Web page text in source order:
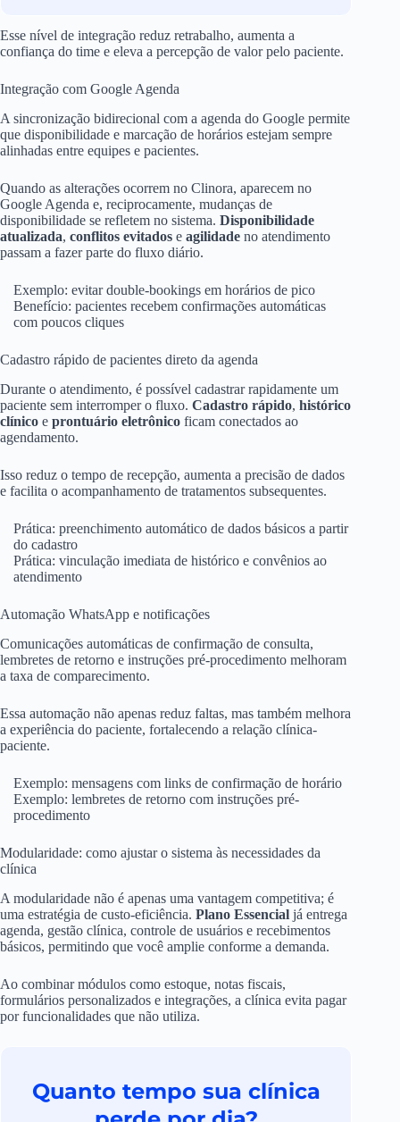
Esse nível de integração reduz retrabalho, aumenta a
confiança do time e eleva a percepção de valor pelo paciente.
Integração com Google Agenda
A sincronização bidirecional com a agenda do Google permite
que disponibilidade e marcação de horários estejam sempre
alinhadas entre equipes e pacientes.
Quando as alterações ocorrem no Clinora, aparecem no
Google Agenda e, reciprocamente, mudanças de
disponibilidade se refletem no sistema. Disponibilidade
atualizada, conflitos evitados e agilidade no atendimento
passam a fazer parte do fluxo diário.
Exemplo: evitar double-bookings em horários de pico
Benefício: pacientes recebem confirmações automáticas
com poucos cliques
Cadastro rápido de pacientes direto da agenda
Durante o atendimento, é possível cadastrar rapidamente um
paciente sem interromper o fluxo. Cadastro rápido, histórico
clínico e prontuário eletrônico ficam conectados ao
agendamento.
Isso reduz o tempo de recepção, aumenta a precisão de dados
e facilita o acompanhamento de tratamentos subsequentes.
Prática: preenchimento automático de dados básicos a partir
do cadastro
Prática: vinculação imediata de histórico e convênios ao
atendimento
Automação WhatsApp e notificações
Comunicações automáticas de confirmação de consulta,
lembretes de retorno e instruções pré-procedimento melhoram
a taxa de comparecimento.
Essa automação não apenas reduz faltas, mas também melhora
a experiência do paciente, fortalecendo a relação clínica-
paciente.
Exemplo: mensagens com links de confirmação de horário
Exemplo: lembretes de retorno com instruções pré-
procedimento
Modularidade: como ajustar o sistema às necessidades da
clínica
A modularidade não é apenas uma vantagem competitiva; é
uma estratégia de custo-eficiência. Plano Essencial já entrega
agenda, gestão clínica, controle de usuários e recebimentos
básicos, permitindo que você amplie conforme a demanda.
Ao combinar módulos como estoque, notas fiscais,
formulários personalizados e integrações, a clínica evita pagar
por funcionalidades que não utiliza.
Quanto tempo sua clínica